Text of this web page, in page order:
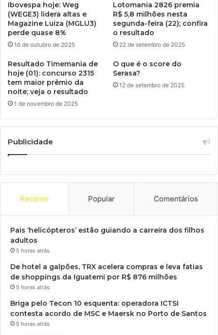
Ibovespa hoje: Weg
(WEGE3) lidera altas e
Magazine Luiza (MGLU3)
perde quase 8%
16 de outubro de 2025
Lotomania 2826 premia
R$ 5,8 milhões nesta
segunda-feira (22); confira
o resultado
22 de setembro de 2025
Resultado Timemania de
hoje (01): concurso 2315
tem maior prêmio da
noite; veja o resultado
1 de novembro de 2025
O que é o score do
Serasa?
12 de setembro de 2025
Publicidade
Recente Popular Comentários
Pais ‘helicópteros’ estão guiando a carreira dos filhos
adultos
5 horas atrás
De hotel a galpões, TRX acelera compras e leva fatias
de shoppings da Iguatemi por R$ 876 milhões
5 horas atrás
Briga pelo Tecon 10 esquenta: operadora ICTSI
contesta acordo de MSC e Maersk no Porto de Santos
5 horas atrás